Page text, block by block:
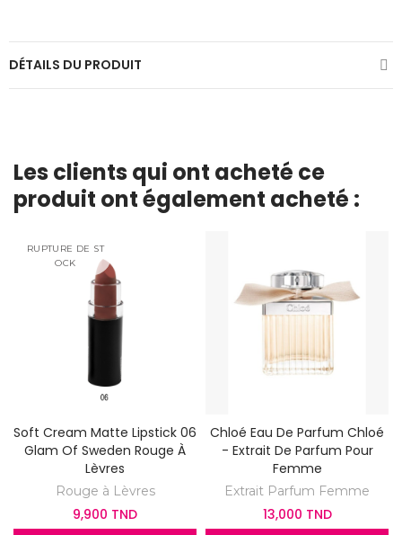
DÉTAILS DU PRODUIT
Les clients qui ont acheté ce
produit ont également acheté :
RUPTURE DE ST
OCK
Soft Cream Matte Lipstick 06
Glam Of Sweden Rouge À
Lèvres
Rouge à Lèvres
9,900 TND
Chloé Eau De Parfum Chloé
- Extrait De Parfum Pour
Femme
Extrait Parfum Femme
13,000 TND